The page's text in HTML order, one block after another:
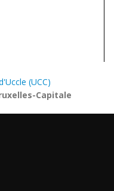
(UCC)
Capitale